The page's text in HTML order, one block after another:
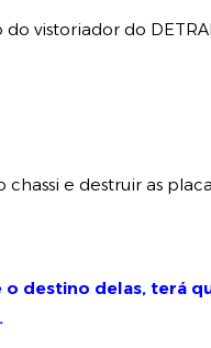
vistoriador do
e destruir as
destino delas, terá